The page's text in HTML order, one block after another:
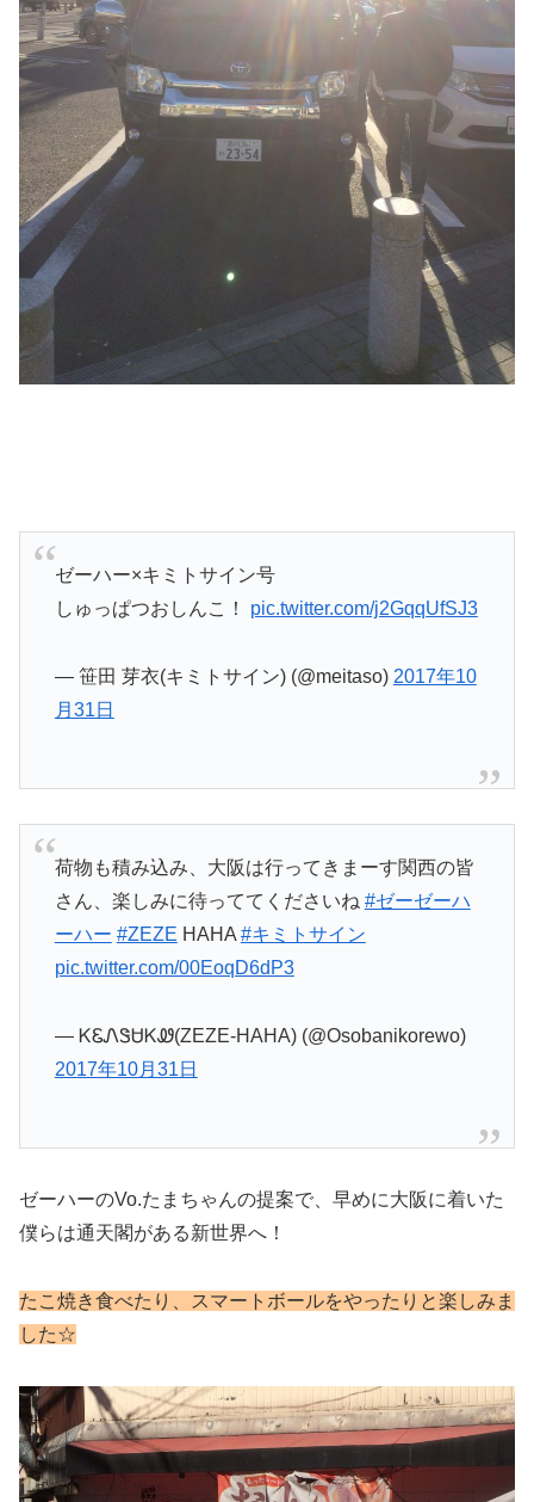
ゼーハー×キミトサイン号
しゅっぱつおしんこ！ pic.twitter.com/j2GqqUfSJ3
— 笹田 芽衣(キミトサイン) (@meitaso) 2017年10
月31日
荷物も積み込み、大阪は行ってきまーす関西の皆
さん、楽しみに待っててくださいね #ゼーゼーハ
ーハー #ZEZE HAHA #キミトサイン
pic.twitter.com/00EoqD6dP3
— ᏦᏋᏁᏕᏌᏦᏪ(ZEZE-HAHA) (@Osobanikorewo)
2017年10月31日
ゼーハーのVo.たまちゃんの提案で、早めに大阪に着いた
僕らは通天閣がある新世界へ！
たこ焼き食べたり、スマートボールをやったりと楽しみま
した☆